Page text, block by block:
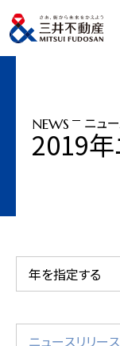
トップページ ニュー
「日本橋再生計画」新ステ
NEWS ニュ
2019年
年を指定する